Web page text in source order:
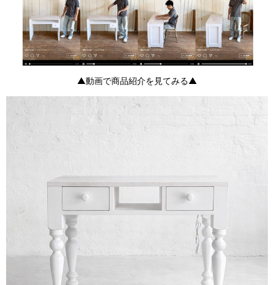
▲動画で商品紹介を見てみる▲